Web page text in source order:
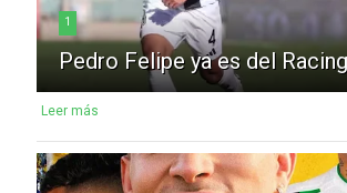
1
Pedro Felipe ya es del Racing
Leer más